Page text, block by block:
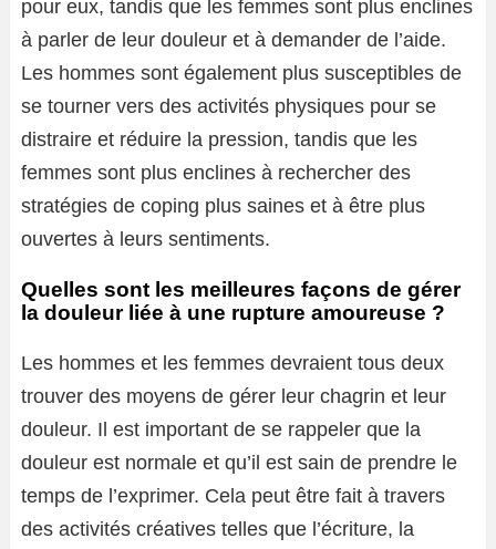
pour eux, tandis que les femmes sont plus enclines
à parler de leur douleur et à demander de l’aide.
Les hommes sont également plus susceptibles de
se tourner vers des activités physiques pour se
distraire et réduire la pression, tandis que les
femmes sont plus enclines à rechercher des
stratégies de coping plus saines et à être plus
ouvertes à leurs sentiments.
Quelles sont les meilleures façons de gérer
la douleur liée à une rupture amoureuse ?
Les hommes et les femmes devraient tous deux
trouver des moyens de gérer leur chagrin et leur
douleur. Il est important de se rappeler que la
douleur est normale et qu’il est sain de prendre le
temps de l’exprimer. Cela peut être fait à travers
des activités créatives telles que l’écriture, la